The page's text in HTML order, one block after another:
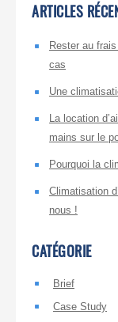
ARTICLES
Rester au
cas
Une
La location
mains sur le
Pourquoi la
Climatisation
nous !
CATÉGORIE
Brief
Case Study